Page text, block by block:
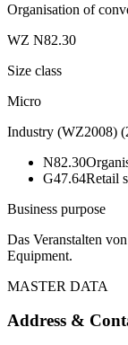
Organisation of
WZ N82.30
Size class
Micro
Industry (WZ2008) (
N82.30
G47.64Retail
Business purpose
Das Veranstalten
Equipment.
MASTER DATA
Address &